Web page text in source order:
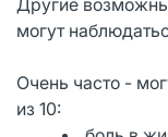
могут
Очень часто -
из 10: